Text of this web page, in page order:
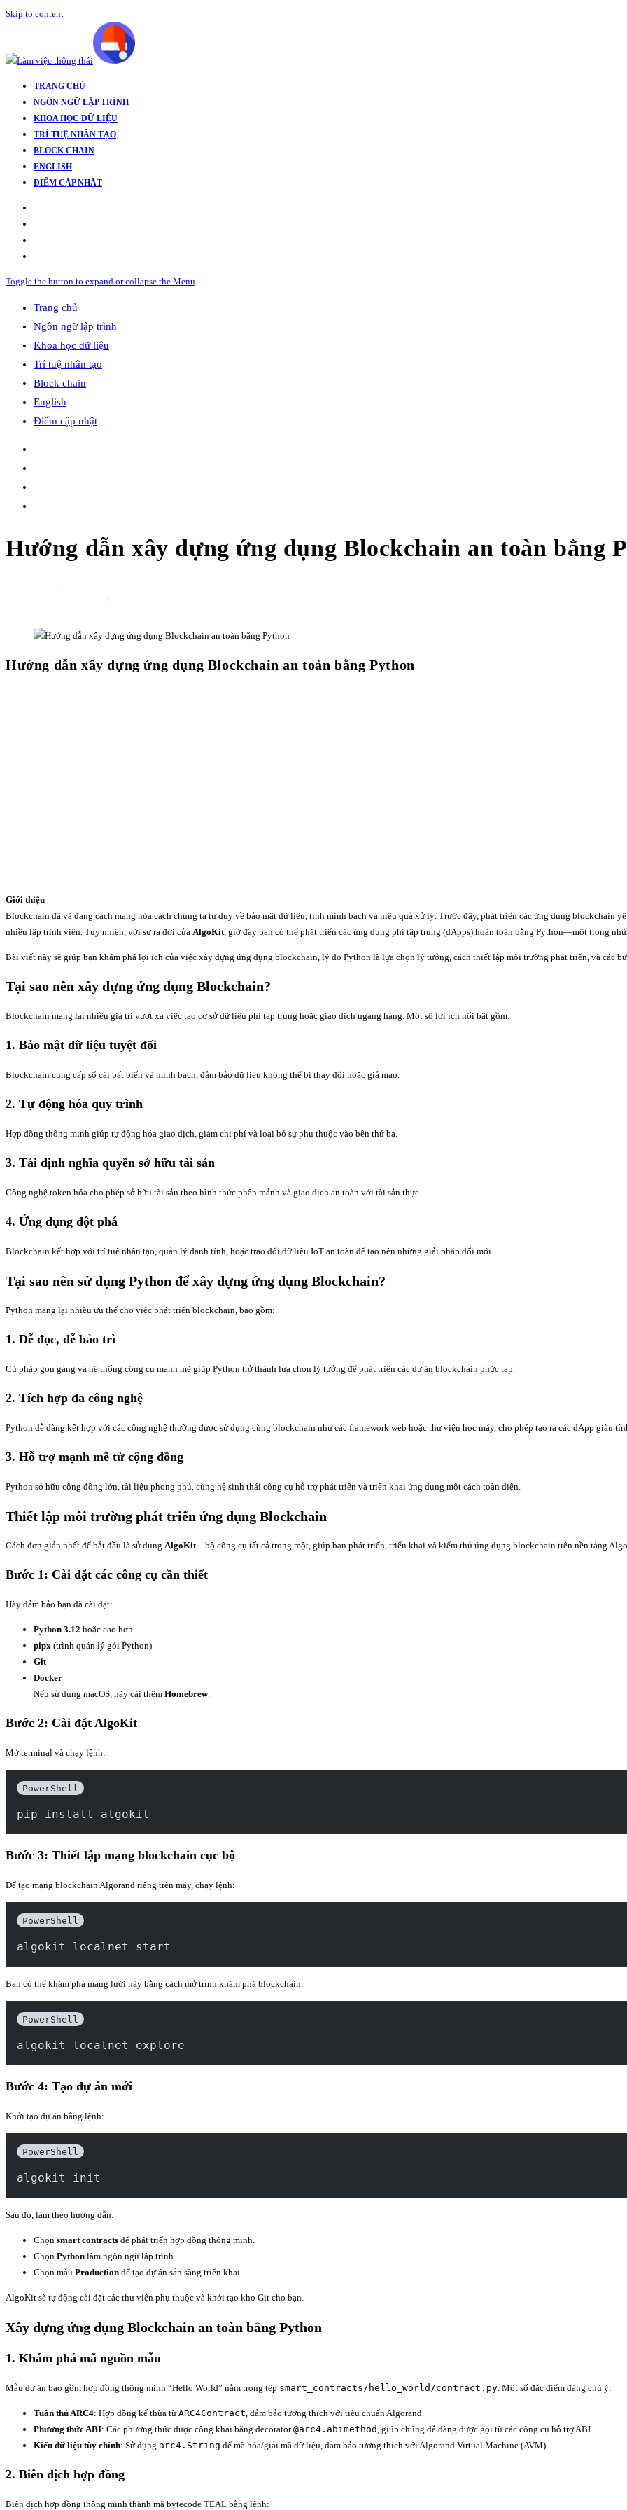
Skip to content
TRANG CHỦ
NGÔN NGỮ LẬP TRÌNH
KHOA HỌC DỮ LIỆU
TRÍ TUỆ NHÂN TẠO
BLOCK CHAIN
ENGLISH
ĐIỂM CẬP NHẬT
Toggle the button to expand or collapse the Menu
Trang chủ
Ngôn ngữ lập trình
Khoa học dữ liệu
Trí tuệ nhân tạo
Block chain
English
Điểm cập nhật
Hướng dẫn xây dựng ứng dụng Blockchain an toàn bằng
Hướng dẫn xây dựng ứng dụng Blockchain an toàn bằng Python
Giới thiệu
Blockchain đã và đang cách mạng hóa cách chúng ta tư duy về bảo mật dữ liệu, tính minh bạch và hiệu quả xử lý. Trước đây, phát triển các ứng dụng blockchain
nhiều lập trình viên. Tuy nhiên, với sự ra đời của AlgoKit , giờ đây bạn có thể phát triển các ứng dụng phi tập trung (dApps) hoàn toàn bằng Python—một trong
Bài viết này sẽ giúp bạn khám phá lợi ích của việc xây dựng ứng dụng blockchain, lý do Python là lựa chọn lý tưởng, cách thiết lập môi trường phát triển, và các
Tại sao nên xây dựng ứng dụng Blockchain?
Blockchain mang lại nhiều giá trị vượt xa việc tạo cơ sở dữ liệu phi tập trung hoặc giao dịch ngang hàng. Một số lợi ích nổi bật gồm:
1. Bảo mật dữ liệu tuyệt đối
Blockchain cung cấp sổ cái bất biến và minh bạch, đảm bảo dữ liệu không thể bị thay đổi hoặc giả mạo.
2. Tự động hóa quy trình
Hợp đồng thông minh giúp tự động hóa giao dịch, giảm chi phí và loại bỏ sự phụ thuộc vào bên thứ ba.
3. Tái định nghĩa quyền sở hữu tài sản
Công nghệ token hóa cho phép sở hữu tài sản theo hình thức phân mảnh và giao dịch an toàn với tài sản thực.
4. Ứng dụng đột phá
Blockchain kết hợp với trí tuệ nhân tạo, quản lý danh tính, hoặc trao đổi dữ liệu IoT an toàn để tạo nên những giải pháp đổi mới.
Tại sao nên sử dụng Python để xây dựng ứng dụng Blockchain?
Python mang lại nhiều ưu thế cho việc phát triển blockchain, bao gồm:
1. Dễ đọc, dễ bảo trì
Cú pháp gọn gàng và hệ thống công cụ mạnh mẽ giúp Python trở thành lựa chọn lý tưởng để phát triển các dự án blockchain phức tạp.
2. Tích hợp đa công nghệ
Python dễ dàng kết hợp với các công nghệ thường được sử dụng cùng blockchain như các framework web hoặc thư viện học máy, cho phép tạo ra các dApp giàu
3. Hỗ trợ mạnh mẽ từ cộng đồng
Python sở hữu cộng đồng lớn, tài liệu phong phú, cùng hệ sinh thái công cụ hỗ trợ phát triển và triển khai ứng dụng một cách toàn diện.
Thiết lập môi trường phát triển ứng dụng Blockchain
Cách đơn giản nhất để bắt đầu là sử dụng AlgoKit—bộ công cụ tất cả trong một, giúp bạn phát triển, triển khai và kiểm thử ứng dụng blockchain trên nền tảng
Bước 1: Cài đặt các công cụ cần thiết
Hãy đảm bảo bạn đã cài đặt:
Python 3.12 hoặc cao hơn
pipx (trình quản lý gói Python)
Git
Docker
Nếu sử dụng macOS, hãy cài thêm Homebrew.
Bước 2: Cài đặt AlgoKit
Mở terminal và chạy lệnh:
PowerShell
pip install algokit
Bước 3: Thiết lập mạng blockchain cục bộ
Để tạo mạng blockchain Algorand riêng trên máy, chạy lệnh:
PowerShell
algokit localnet start
Bạn có thể khám phá mạng lưới này bằng cách mở trình khám phá blockchain:
PowerShell
algokit localnet explore
Bước 4: Tạo dự án mới
Khởi tạo dự án bằng lệnh:
PowerShell
algokit init
Sau đó, làm theo hướng dẫn:
Chọn smart contracts để phát triển hợp đồng thông minh.
Chọn Python làm ngôn ngữ lập trình.
Chọn mẫu Production để tạo dự án sẵn sàng triển khai.
AlgoKit sẽ tự động cài đặt các thư viện phụ thuộc và khởi tạo kho Git cho bạn.
Xây dựng ứng dụng Blockchain an toàn bằng Python
1. Khám phá mã nguồn mẫu
Mẫu dự án bao gồm hợp đồng thông minh “Hello World” nằm trong tệp smart_contracts/hello_world/contract.py . Một số đặc điểm đáng chú ý:
Tuân thủ ARC4: Hợp đồng kế thừa từARC4Contract , đảm bảo tương thích với tiêu chuẩn Algorand.
Phương thức ABI: Các phương thức được công khai bằng decorator@arc4.abimethod , giúp chúng dễ dàng được gọi từ các công cụ hỗ trợ ABI.
Kiểu dữ liệu tùy chỉnh: Sử dụng arc4.String để mã hóa/giải mã dữ liệu, đảm bảo tương thích với Algorand Virtual Machine (AVM).
2. Biên dịch hợp đồng
Biên dịch hợp đồng thông minh thành mã bytecode TEAL bằng lệnh: